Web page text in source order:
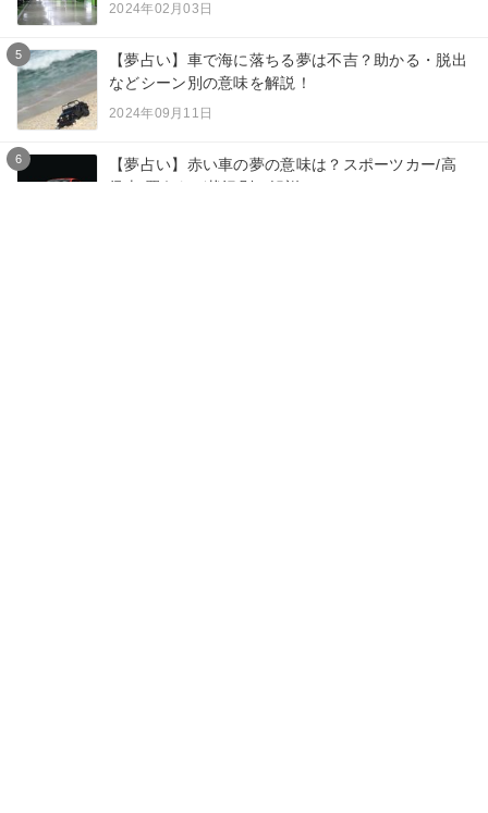
2024年02月03日
5
【夢占い】車で海に落ちる夢は不吉？助かる・脱出
などシーン別の意味を解説！
2024年09月11日
6
【夢占い】赤い車の夢の意味は？スポーツカー/高
級車/買うなど状況別に解説